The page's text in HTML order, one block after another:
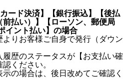
ード決済】【銀行振込】【後払
払い）】【ローソン、郵便局
イント払い】の場合
りお客様ご自身で発行（ダウン
歴のステータスが【お支払い確
ください。
の場合は、後日改めてご確認く